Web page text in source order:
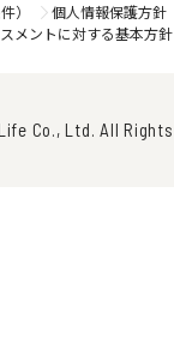
） 個人情報保護方針
メントに対する基本方針
Co., Ltd. All Rights